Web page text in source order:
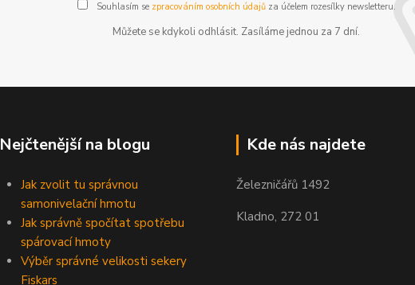
Souhlasím se zpracováním osobních údajůza účelem rozesílky newsletteru.
Můžete se kdykoli odhlásit. Zasíláme jednou za 7 dní.
Nejčtenější na blogu
Jak zvolit tu správnou
samonivelační hmotu
Jak správně spočítat spotřebu
spárovací hmoty
Výběr správné velikosti sekery
Fiskars
Kde nás najdete
Železničářů 1492
Kladno, 272 01